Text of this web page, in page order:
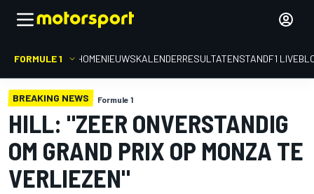
FORMULE 1 HOMENIEUWSKALENDERRESULTATENSTANDF1
BREAKING NEWS Formule 1
HILL: "ZEER ONVERSTANDIG
OM GRAND PRIX OP MONZA TE
VERLIEZEN"